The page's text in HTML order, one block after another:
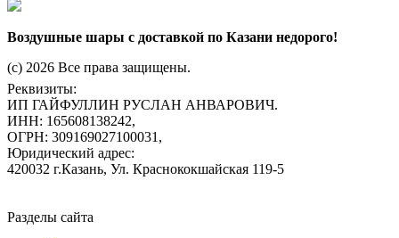
Воздушные шары с доставкой по Казани недорого!
(c) 2026 Все права защищены.
Реквизиты:
ИП ГАЙФУЛЛИН РУСЛАН АНВАРОВИЧ.
ИНН: 165608138242,
ОГРН: 309169027100031,
Юридический адрес:
420032 г.Казань, Ул. Краснококшайская 119-5
Разделы сайта